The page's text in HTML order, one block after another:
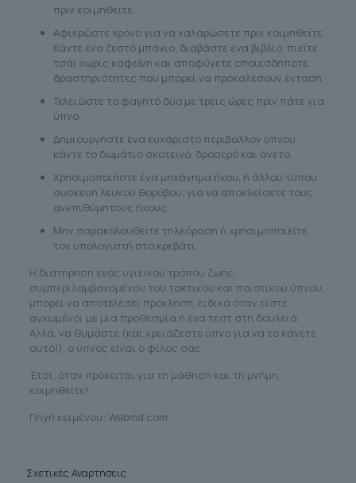
πριν κοιμηθείτε.
Αφιερώστε χρόνο για να χαλαρώσετε πριν κοιμηθείτε.
Κάντε ένα ζεστό μπάνιο, διαβάστε ένα βιβλίο, πιείτε
τσάι χωρίς καφεΐνη και αποφύγετε οποιεσδήποτε
δραστηριότητες που μπορεί να προκαλέσουν ένταση.
Τελειώστε το φαγητό δύο με τρεις ώρες πριν πάτε για
ύπνο.
Δημιουργήστε ένα ευχάριστο περιβάλλον ύπνου:
κάντε το δωμάτιο σκοτεινό, δροσερό και άνετο.
Χρησιμοποιήστε ένα μηχάνημα ήχου, ή άλλου τύπου
συσκευή λευκού θορύβου, για να αποκλείσετε τους
ανεπιθύμητους ήχους.
Μην παρακολουθείτε τηλεόραση ή χρησιμοποιείτε
τον υπολογιστή στο κρεβάτι.
Η διατήρηση ενός υγιεινού τρόπου ζωής,
συμπεριλαμβανομένου του τακτικού και ποιοτικού ύπνου,
μπορεί να αποτελέσει πρόκληση, ειδικά όταν είστε
αγχωμένοι με μια προθεσμία ή ένα τεστ στη δουλειά.
Αλλά, να θυμάστε (και χρειάζεστε ύπνο για να το κάνετε
αυτό!), ο ύπνος είναι ο φίλος σας.
Έτσι, όταν πρόκειται για τη μάθηση και τη μνήμη,
κοιμηθείτε!
Πηγή κειμένου: Webmd.com
Σχετικές Αναρτήσεις